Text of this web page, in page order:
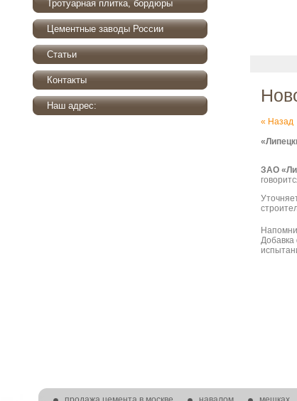
Тротуарная плитка, бордюры
Цементные заводы России
Статьи
Контакты
Наш адрес:
« Назад
ЗАО
Добавка